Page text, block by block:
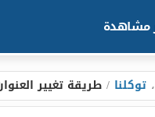
مشاهدة
، توكلنا / طريقة تغيير